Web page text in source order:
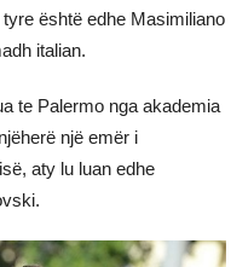
është edhe Masimiliano
italian.
te Palermo nga akademia
një emër i
aty lu luan edhe